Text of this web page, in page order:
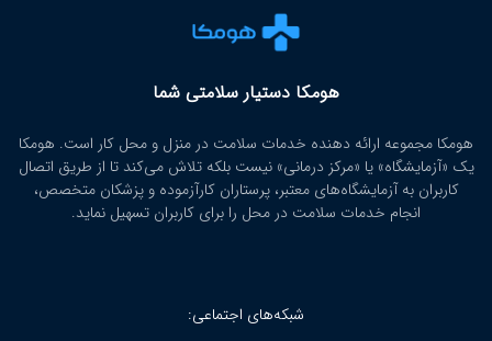
هومکا دستیار سلامتی شما
هومکا مجموعه ارائه‌ دهنده خدمات سلامت در منزل و محل کار است. هومکا
یک «آزمایشگاه» یا «مرکز درمانی» نیست بلکه تلاش می‌کند تا از طریق اتصال
کاربران به آزمایشگاه‌های معتبر، پرستاران کارآزموده و پزشکان متخصص،
انجام خدمات سلامت در محل را برای کاربران تسهیل نماید.
شبکه‌های اجتماعی: